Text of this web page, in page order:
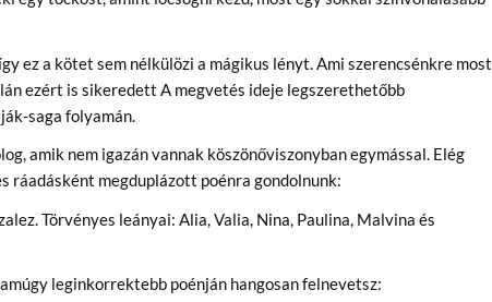
ez a kötet sem nélkülözi a mágikus lényt. Ami szerencsénkre most
ezért is sikeredett A megvetés ideje legszerethetőbb
saga folyamán.
amik nem igazán vannak köszönőviszonyban egymással. Elég
ráadásként megduplázott poénra gondolnunk:
Törvényes leányai: Alia, Valia, Nina, Paulina, Malvina és
leginkorrektebb poénján hangosan felnevetsz: